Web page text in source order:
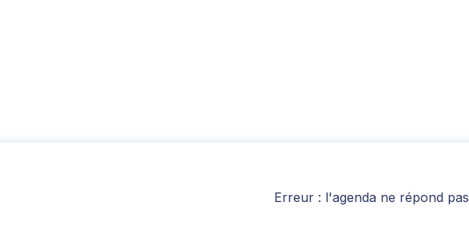
Erreur : l'agenda ne répond pas